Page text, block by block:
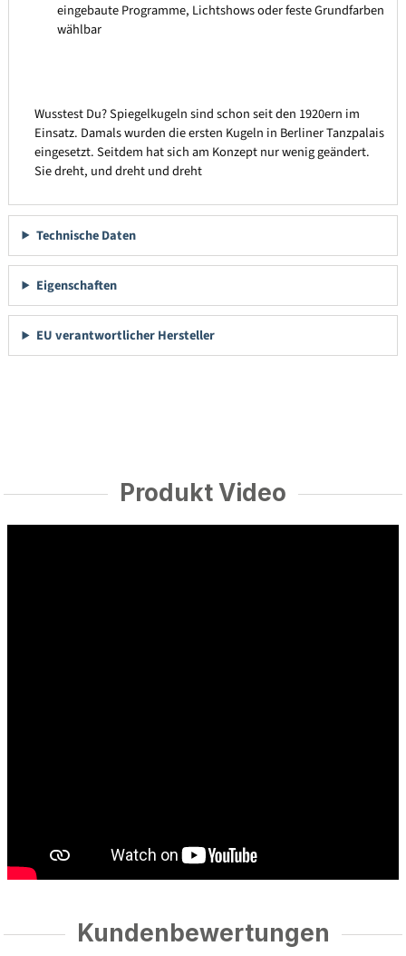
eingebaute Programme, Lichtshows oder feste Grundfarben
wählbar
Wusstest Du? Spiegelkugeln sind schon seit den 1920ern im
Einsatz. Damals wurden die ersten Kugeln in Berliner Tanzpalais
eingesetzt. Seitdem hat sich am Konzept nur wenig geändert.
Sie dreht, und dreht und dreht
Technische Daten
Eigenschaften
EU verantwortlicher Hersteller
Produkt Video
Kundenbewertungen